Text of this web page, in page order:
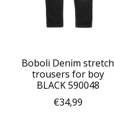
Boboli Denim stretch
trousers for boy
BLACK 590048
€34,99